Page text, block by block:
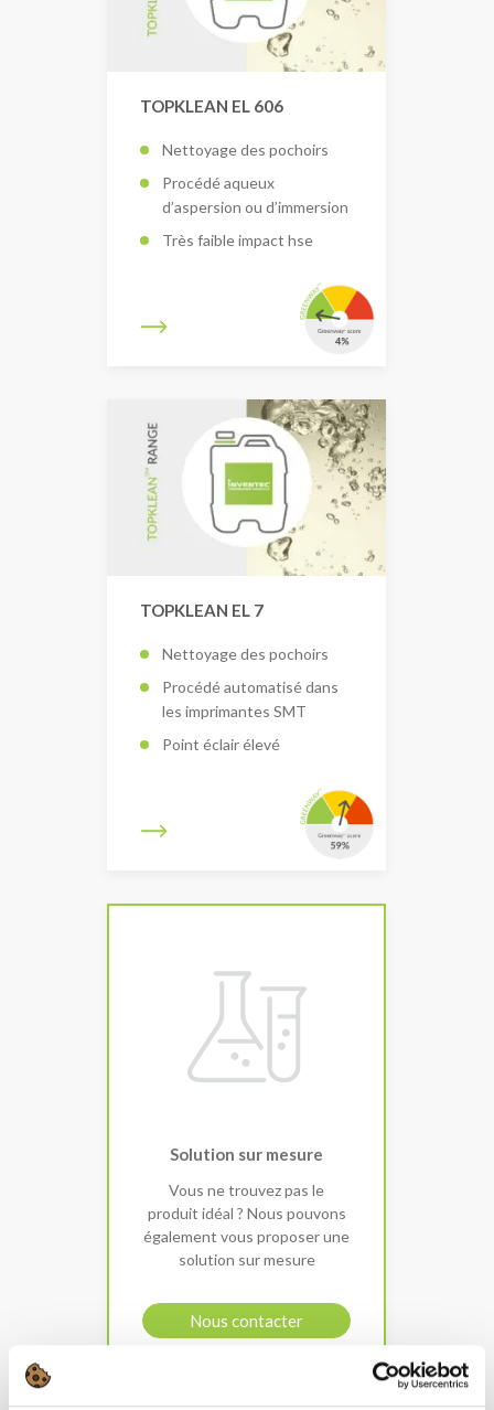
TOPKLEAN EL 606
Nettoyage des pochoirs
Procédé aqueux
d’aspersion ou d’immersion
Très faible impact hse
TOPKLEAN EL 7
Nettoyage des pochoirs
Procédé automatisé dans
les imprimantes SMT
Point éclair élevé
Solution sur mesure
Vous ne trouvez pas le
produit idéal ? Nous pouvons
également vous proposer une
solution sur mesure
Nous contacter